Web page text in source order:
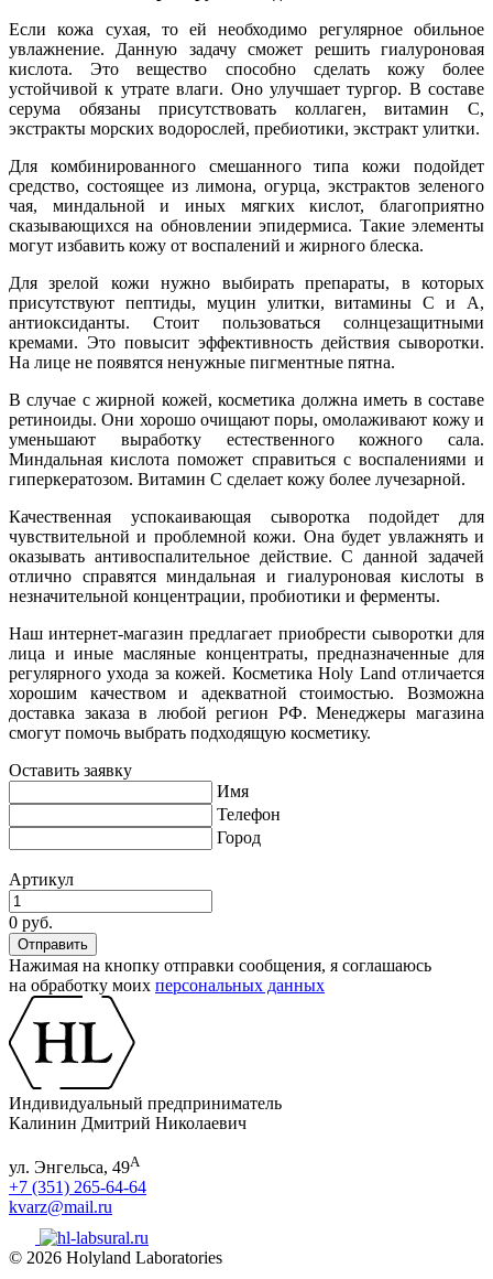
Если кожа сухая, то ей необходимо регулярное обильное
увлажнение. Данную задачу сможет решить гиалуроновая
кислота. Это вещество способно сделать кожу более
устойчивой к утрате влаги. Оно улучшает тургор. В составе
серума обязаны присутствовать коллаген, витамин С,
экстракты морских водорослей, пребиотики, экстракт улитки.
Для комбинированного смешанного типа кожи подойдет
средство, состоящее из лимона, огурца, экстрактов зеленого
чая, миндальной и иных мягких кислот, благоприятно
сказывающихся на обновлении эпидермиса. Такие элементы
могут избавить кожу от воспалений и жирного блеска.
Для зрелой кожи нужно выбирать препараты, в которых
присутствуют пептиды, муцин улитки, витамины С и А,
антиоксиданты. Стоит пользоваться солнцезащитными
кремами. Это повысит эффективность действия сыворотки.
На лице не появятся ненужные пигментные пятна.
В случае с жирной кожей, косметика должна иметь в составе
ретиноиды. Они хорошо очищают поры, омолаживают кожу и
уменьшают выработку естественного кожного сала.
Миндальная кислота поможет справиться с воспалениями и
гиперкератозом. Витамин С сделает кожу более лучезарной.
Качественная успокаивающая сыворотка подойдет для
чувствительной и проблемной кожи. Она будет увлажнять и
оказывать антивоспалительное действие. С данной задачей
отлично справятся миндальная и гиалуроновая кислоты в
незначительной концентрации, пробиотики и ферменты.
Наш интернет-магазин предлагает приобрести сыворотки для
лица и иные масляные концентраты, предназначенные для
регулярного ухода за кожей. Косметика Holy Land отличается
хорошим качеством и адекватной стоимостью. Возможна
доставка заказа в любой регион РФ. Менеджеры магазина
смогут помочь выбрать подходящую косметику.
Оставить заявку
Имя
Телефон
Город
Артикул
0 руб.
Нажимая на кнопку отправки сообщения, я соглашаюсь
на обработку моих персональных данных
Индивидуальный предприниматель
Калинин Дмитрий Николаевич
ул. Энгельса, 49А
+7 (351) 265-64-64
kvarz@mail.ru
© 2026 Holyland Laboratories